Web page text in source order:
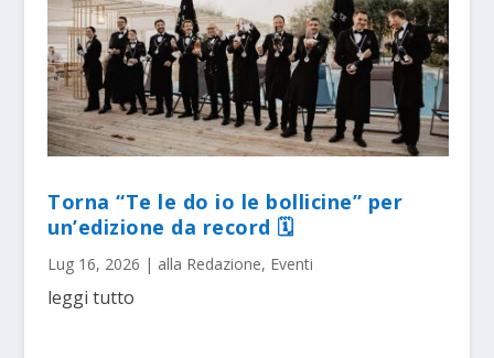
Torna “Te le do io le bollicine” per
un’edizione da record 🗓
Lug 16, 2026 | alla Redazione, Eventi
leggi tutto